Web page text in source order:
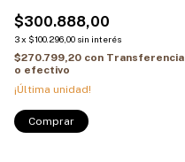
APILAMIENTO 4822-8410
$300.888,00
3x $100.296,00 sin interés
$270.799,20 con Transferencia
o efectivo
¡Última unidad!